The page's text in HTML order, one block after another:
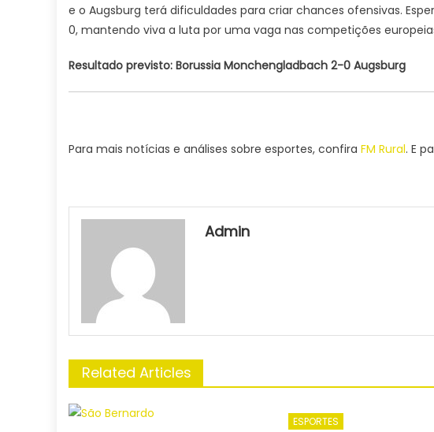
e o Augsburg terá dificuldades para criar chances ofensivas.
0, mantendo viva a luta por uma vaga nas competições
Resultado previsto: Borussia Monchengladbach 2-0 Augsburg
Para mais notícias e análises sobre esportes, confira FM Rural. E
Admin
Related Articles
ESPORTES